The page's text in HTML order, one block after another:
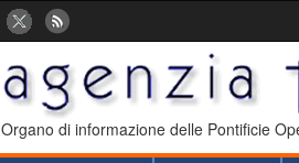
Organo di informazione delle Pontificie